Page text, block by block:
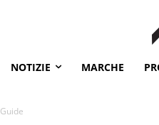
NOTIZIE MARCHE
Guide